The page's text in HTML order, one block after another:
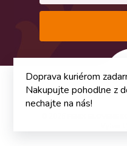
Doprava kuriérom
Nakupujte pohodlne z
nechajte na nás!